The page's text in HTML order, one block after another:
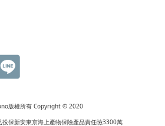
版權所有 Copyright © 2020
投保新安東京海上產物保險產品責任險3300萬